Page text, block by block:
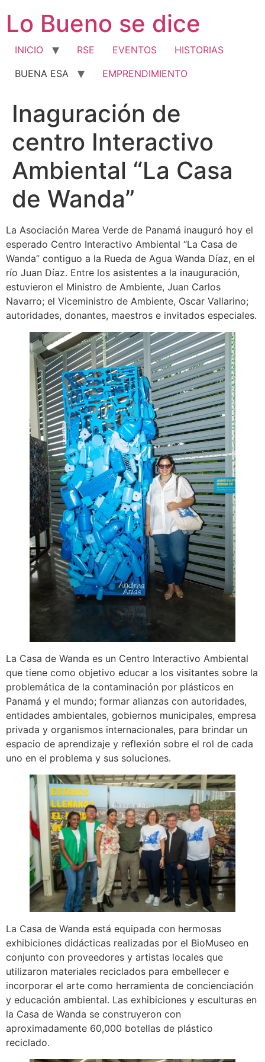
contenido
Lo Bueno se dice
INICIO RSE EVENTOS
HISTORIAS
BUENA ESA
EMPRENDIMIENTO
Inaguración de
centro Interactivo
Ambiental “La Casa
de Wanda”
La Asociación Marea Verde de Panamá inauguró hoy el
esperado Centro Interactivo Ambiental “La Casa de
Wanda” contiguo a la Rueda de Agua Wanda Díaz, en el
río Juan Díaz. Entre los asistentes a la inauguración,
estuvieron el Ministro de Ambiente, Juan Carlos
Navarro; el Viceministro de Ambiente, Oscar Vallarino;
autoridades, donantes, maestros e invitados especiales.
La Casa de Wanda es un Centro Interactivo Ambiental
que tiene como objetivo educar a los visitantes sobre la
problemática de la contaminación por plásticos en
Panamá y el mundo; formar alianzas con autoridades,
entidades ambientales, gobiernos municipales, empresa
privada y organismos internacionales, para brindar un
espacio de aprendizaje y reflexión sobre el rol de cada
uno en el problema y sus soluciones.
La Casa de Wanda está equipada con hermosas
exhibiciones didácticas realizadas por el BioMuseo en
conjunto con proveedores y artistas locales que
utilizaron materiales reciclados para embellecer e
incorporar el arte como herramienta de concienciación
y educación ambiental. Las exhibiciones y esculturas en
la Casa de Wanda se construyeron con
aproximadamente 60,000 botellas de plástico
reciclado.